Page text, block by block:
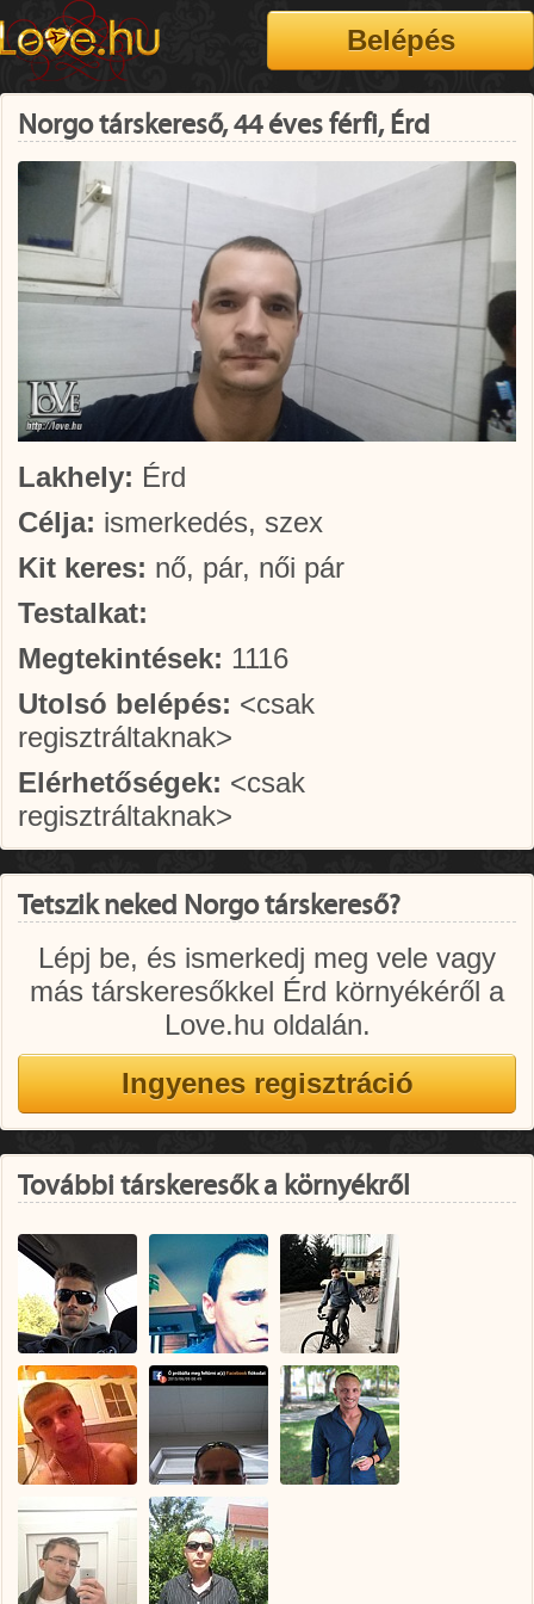
Norgo társkereső, 44 éves férfi, Érd
Lakhely: Érd
Célja: ismerkedés, szex
Kit keres: nő, pár, női pár
Testalkat:
Megtekintések: 1116
Utolsó belépés: <csak
regisztráltaknak>
Elérhetőségek: <csak
regisztráltaknak>
Tetszik neked Norgo társkereső?
Lépj be, és ismerkedj meg vele vagy
más társkeresőkkel Érd környékéről a
Love.hu oldalán.
További társkeresők a környékről